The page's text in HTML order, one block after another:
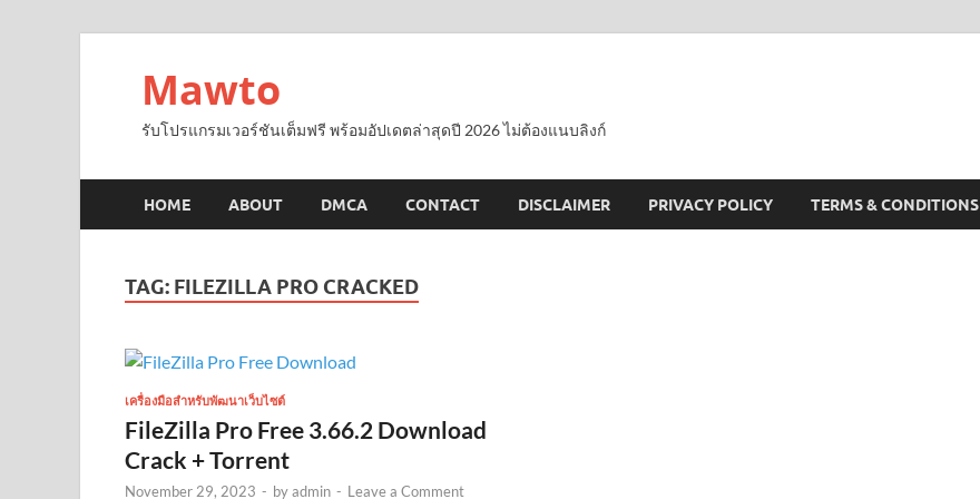
Mawto
รับโปรแกรมเวอร์ชันเต็มฟรี พร้อมอัปเดตล่าสุดปี 2026 ไม่ต้องแนบลิงก์
HOME ABOUT DMCA CONTACT DISCLAIMER PRIVACY POLICY TERMS & CONDITIONS
TAG: FILEZILLA PRO CRACKED
เครื่องมือสำหรับพัฒนาเว็บไซต์
FileZilla Pro Free 3.66.2 Download
Crack + Torrent
November 29, 2023 - byadmin - Leave a Comment